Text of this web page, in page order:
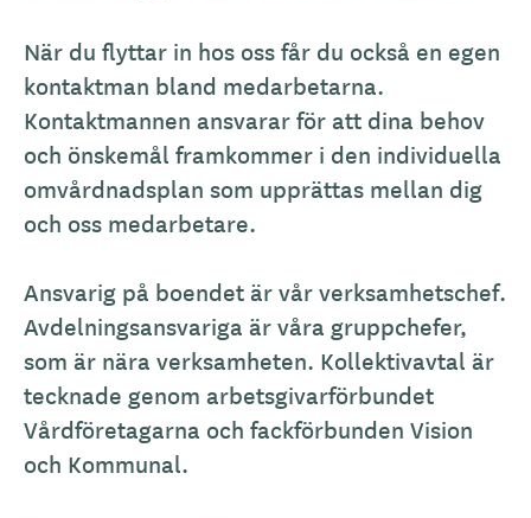
När du flyttar in hos oss får du också en egen
kontaktman bland medarbetarna.
Kontaktmannen ansvarar för att dina behov
och önskemål framkommer i den individuella
omvårdnadsplan som upprättas mellan dig
och oss medarbetare.
Ansvarig på boendet är vår verksamhetschef.
Avdelningsansvariga är våra gruppchefer,
som är nära verksamheten. Kollektivavtal är
tecknade genom arbetsgivarförbundet
Vårdföretagarna och fackförbunden Vision
och Kommunal.